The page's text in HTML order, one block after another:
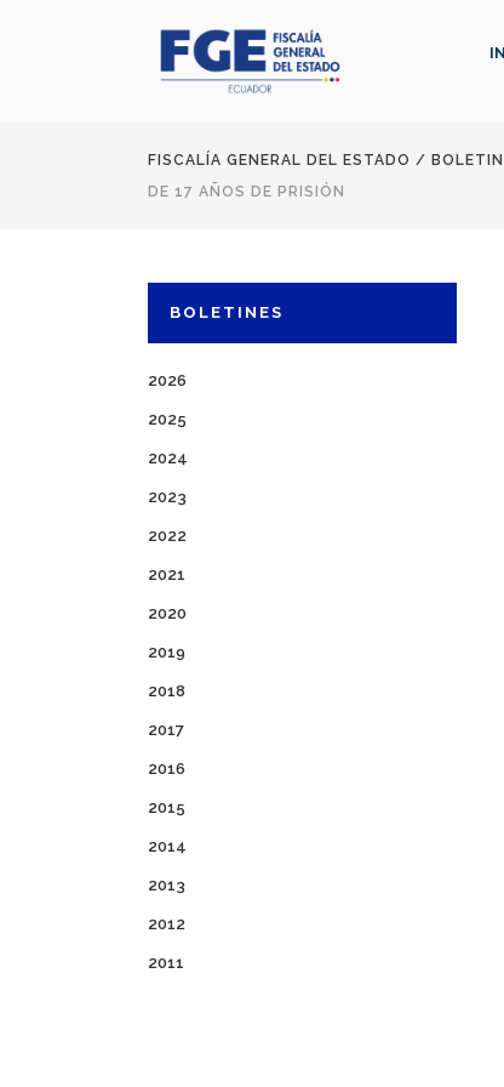
FISCALÍA GENERAL DEL ESTADO /
DE 17 AÑOS DE PRISIÓN
BOLETINES
2026
2025
2024
2023
2022
2021
2020
2019
2018
2017
2016
2015
2014
2013
2012
2011